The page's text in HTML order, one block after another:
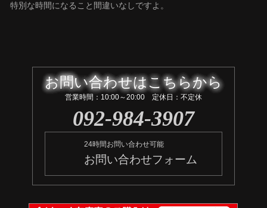
特別な時間になること間違いなしですよ。
お問い合わせはこちらから
営業時間：10:00～20:00 定休日：不定休
092-984-3907
24時間お問い合わせ可能
お問い合わせフォーム